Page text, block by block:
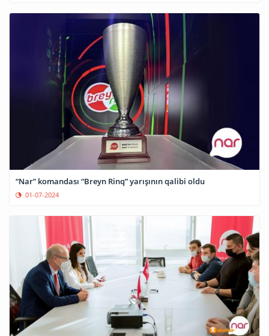
“Nar” komandası “Breyn Rinq” yarışının qalibi oldu
01-07-2024